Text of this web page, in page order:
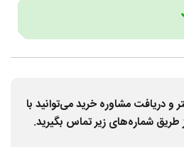
دریافت مشاوره خرید می‌توانید با
طریق شماره‌های زیر تماس بگیرید.